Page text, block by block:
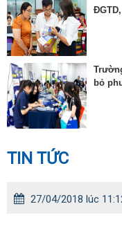
bỏ
TIN TỨC
27/04/2018 lúc